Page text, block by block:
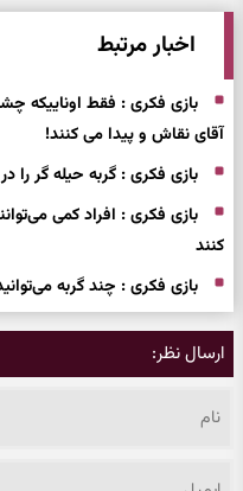
اخبار مرتبط
آقای نقاش و پیدا می کنند!
بازی فکری : گربه حیله گر را در میان
کنند
بازی فکری : چند گربه
ارسال نظر: